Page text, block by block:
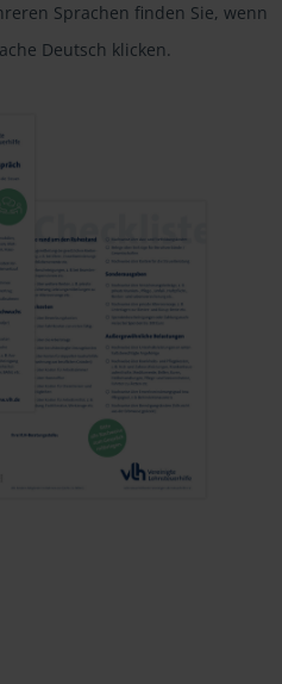
Sprachen finden Sie, wenn
Deutsch klicken.